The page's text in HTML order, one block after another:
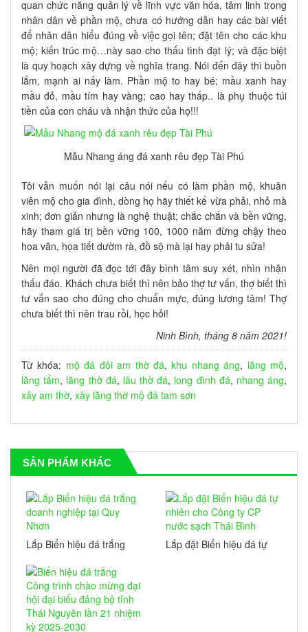
quan chức năng quản lý về lĩnh vực văn hóa, tâm linh trong
nhân dân về phần mộ, chưa có hướng dẫn hay các bài viết
để nhân dân hiểu đúng về việc gọi tên; đặt tên cho các khu
mộ; kiến trúc mộ…này sao cho thấu tình đạt lý; và đặc biệt
là quy hoạch xây dựng về nghĩa trang. Nói đến đây thì buồn
lắm, mạnh ai nấy làm. Phần mộ to hay bé; mầu xanh hay
mầu đỏ, mầu tím hay vàng; cao hay thấp.. là phụ thuộc túi
tiền của con cháu và nhận thức của họ!!!
Mẫu Nhang áng đá xanh rêu đẹp Tài Phú
Tôi vẫn muốn nói lại câu nói nếu có làm phần mộ, khuân
viên mộ cho gia đình, dòng họ hãy thiết kế vừa phải, nhỏ mà
xinh; đơn giản nhưng là nghệ thuật; chắc chắn và bền vững,
hãy tham giá trị bền vững 100, 1000 năm đừng chậy theo
hoa văn, họa tiết dườm rà, đồ sộ mà lại hay phải tu sửa!
Nên mọi người đã đọc tới đây bình tâm suy xét, nhìn nhận
thấu đáo. Khách chưa biết thì nên bảo thợ tư vấn, thợ biết thì
tư vấn sao cho đúng cho chuẩn mực, đúng lương tâm! Thợ
chưa biết thì nên trau rồi, học hỏi!
Ninh Bình, tháng 8 năm 2021!
Từ khóa: mộ đá đôi am thờ đá,khu nhang áng, lăng mộ,
lăng tẩm, lăng thờ đá, lâu thờ đá, long đình đá, nhang áng,
xây am thờ, xây lăng thờ mộ đá tam sơn
SẢN PHẨM KHÁC
Lắp Biển hiệu đá trắng
Nhơn
Lắp đặt Biển hiệu đá tự